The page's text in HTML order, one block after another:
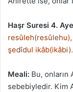
Haşr Suresi 4.
şedîdul ikâb(ikâbi).
Meali: Bu, onların
sebebiyledir. Kim